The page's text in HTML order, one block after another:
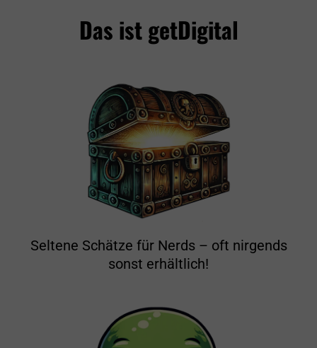
Das ist getDigital
Seltene Schätze für Nerds – oft nirgends
sonst erhältlich!